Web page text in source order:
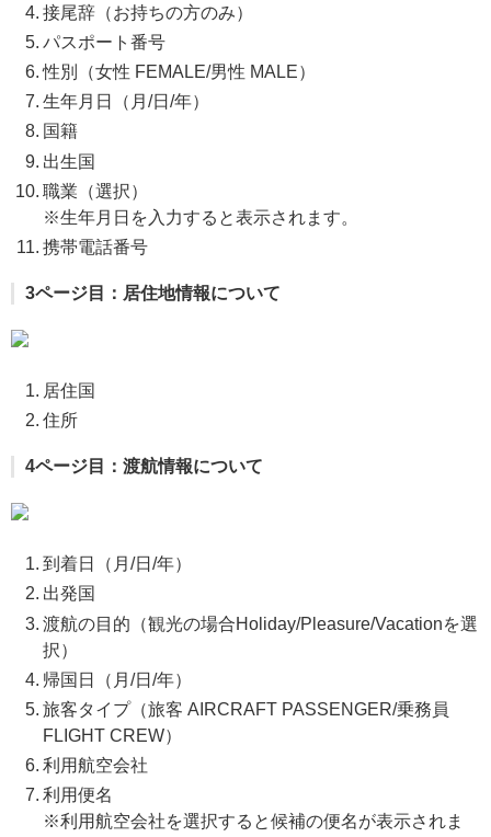
接尾辞（お持ちの方のみ）
パスポート番号
性別（女性 FEMALE/男性 MALE）
生年月日（月/日/年）
国籍
出生国
職業（選択）
※生年月日を入力すると表示されます。
携帯電話番号
3ページ目：居住地情報について
居住国
住所
4ページ目：渡航情報について
到着日（月/日/年）
出発国
渡航の目的（観光の場合Holiday/Pleasure/Vacationを選
択）
帰国日（月/日/年）
旅客タイプ（旅客 AIRCRAFT PASSENGER/乗務員
FLIGHT CREW）
利用航空会社
利用便名
※利用航空会社を選択すると候補の便名が表示されま